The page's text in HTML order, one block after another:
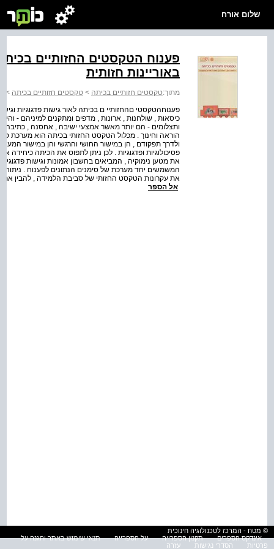
שלום אורח
פענוח הטקסטים החזותיים
באוריינות חזותית
מתוך:טקסטים חזותיים בכיתה > טקסטים חזותיים בכיתה >
פענוחהטקסטי םהחזותיי ם בכיתה לאור גישות פדגוגיות
כיסאות , שולחנות , ארונות , מדפים ומתקנים למיניהם -
ותצלומים - הם יותר מאשר אמצעי ישיבה , אחסנה , כתיבה
הוראה וחינוך . מכלול הטקסט החזותי בכיתה הוא מערכת
ולדרך תפקודם , הן במישור החושי והרגשי והן במישור
פסיכולוגיות ופדגוגיות . לכן ניתן לתפוס את הכיתה כיחידה
את מטען נימוקיה , המביאים בחשבון אמונות וגישות
המשמשים יחד מערכת של סימנים הנתונים לפענוח . ניתוח
את עקרונות הטקסט החזותי של סביבת הלמידה , להבין את
אל הספר
© מטח - המרכז לטכנולוגיה חינוכית
אינדקס הספרים
תקנון הספרייה על הספרייה
תנאי שימוש באתר והגנה על
פרטיות
הסדרי נגישות עזרה